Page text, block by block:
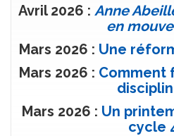
Avril 2026 : Anne
en
Mars 2026 : Une
Mars 2026 : Comment
Mars 2026 : Un
cycle